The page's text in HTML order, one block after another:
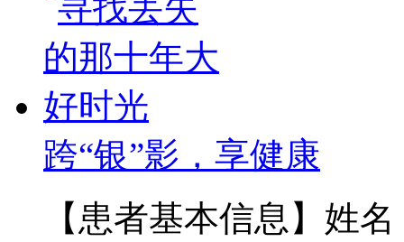
跨“银”影，享健康
【患者基本信息】姓